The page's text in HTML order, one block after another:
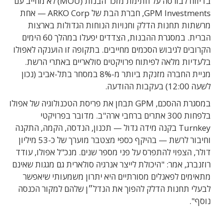
GPM Investments, חברת הבת של ARKO Corp — אחת
מרשתות תחנות הדלק וחנויות הנוחות הגדולות בארצות
הברית. במסגרת ההבנות, הצדדים יפעלו במהלך 60 הימים
הקרובים לגיבוש הסכמים מחייבים. בתקופה זו הוענקה לאפולו
בלעדיות מלאה לפיתוח פרויקטים סולאריים באתרי הרשת.
מניית החברה מזנקת ביותר מ-8% במסחר בתל-אביב (נכון
לשעה 12:00) בעקבות ההודעה.
במסגרת ההסכם, GPM תבחן את פריסת הטכנולוגיה של אפולו
בלפחות 300 אתרים ברחבי ארה"ב. מדובר בפרויקטי
Turnkey בקנה מידה גדול — תכנון, הנדסה, הקמה, התקנה
וחיבור לרשת — בהיקף כספי מצטבר מוערך של כ-53 מיליון
דולר, הצפוי להתפרס על פני מספר שנים. מנכ"ל אפולו, עודד
רוזנברג, אמר: "היכולת לייצר אנרגיה סולארית גם מגגות שאינם
מתאימים לפאנלים מסורתיים היא יתרון משמעותי שיאפשר
לבעלי תחנות הדלק להפוך את הנדל״ן שלהם למקור הכנסה
נוסף".